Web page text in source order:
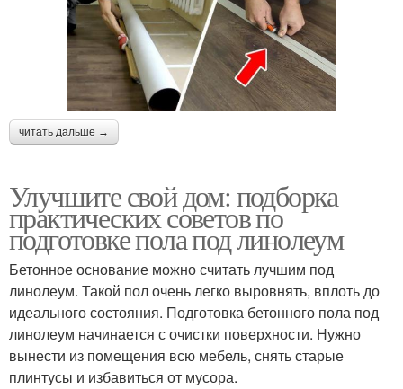
читать дальше →
Улучшите свой дом: подборка
практических советов по
подготовке пола под линолеум
Бетонное основание можно считать лучшим под
линолеум. Такой пол очень легко выровнять, вплоть до
идеального состояния. Подготовка бетонного пола под
линолеум начинается с очистки поверхности. Нужно
вынести из помещения всю мебель, снять старые
плинтусы и избавиться от мусора.